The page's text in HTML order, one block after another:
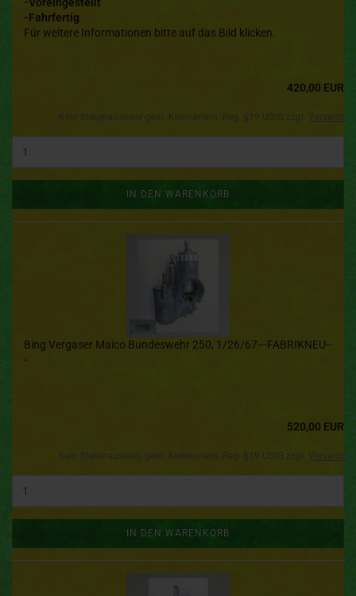
-Fahrfertig
Für weitere Informationen bitte auf das Bild klicken.
420,00 EUR
IN DEN WARENKORB
Bing Vergaser Maico Bundeswehr 250, 1/26/67---FABRIKNEU--
-
520,00 EUR
IN DEN WARENKORB